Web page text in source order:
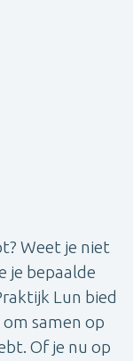
Weet je niet
je bepaalde
Lun bied
samen op
Of je nu op